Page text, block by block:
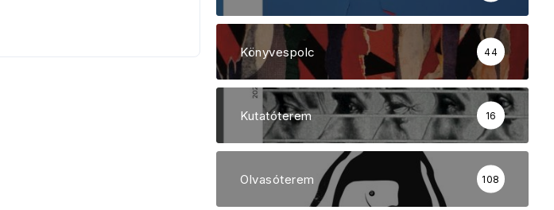
Könyvespolc 44
Kutatóterem 16
Olvasóterem 108